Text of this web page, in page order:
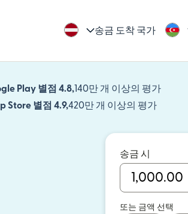
송금 도착 국가
Play 별점 4.8,140만 개 이상의 평가
Store 별점 4.9,420만 개 이상의 평가
송금 시
또는 금액 선택